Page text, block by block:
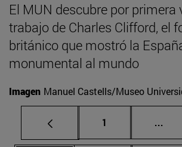
El MUN descubre por primera
trabajo de Charles Clifford, el
británico que mostró la
monumental al mundo
Imagen Manuel Castells/Museo
Página
1 ...